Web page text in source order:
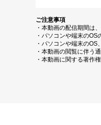
ご注意事項
・本動画の配信期間は
・パソコンや端末の
・パソコンや端末の
・本動画の閲覧に伴う
・本動画に関する著作